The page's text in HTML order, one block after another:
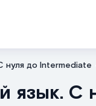
нуля до Intermediate
язык. С